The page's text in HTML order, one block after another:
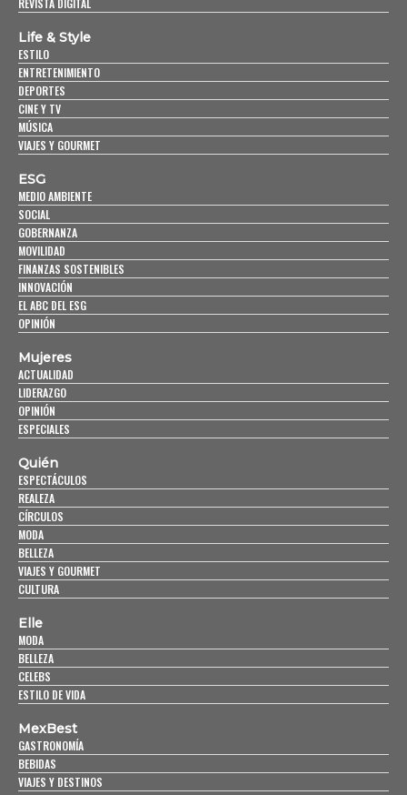
REVISTA DIGITAL
Life & Style
ESTILO
ENTRETENIMIENTO
DEPORTES
CINE Y TV
MÚSICA
VIAJES Y GOURMET
ESG
MEDIO AMBIENTE
SOCIAL
GOBERNANZA
MOVILIDAD
FINANZAS SOSTENIBLES
INNOVACIÓN
EL ABC DEL ESG
OPINIÓN
Mujeres
ACTUALIDAD
LIDERAZGO
OPINIÓN
ESPECIALES
Quién
ESPECTÁCULOS
REALEZA
CÍRCULOS
MODA
BELLEZA
VIAJES Y GOURMET
CULTURA
Elle
MODA
BELLEZA
CELEBS
ESTILO DE VIDA
MexBest
GASTRONOMÍA
BEBIDAS
VIAJES Y DESTINOS